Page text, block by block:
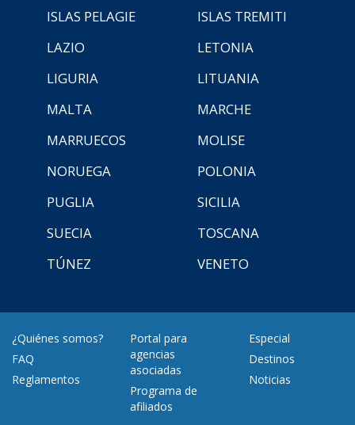
ISLAS PELAGIE
ISLAS TREMITI
LAZIO
LETONIA
LIGURIA
LITUANIA
MALTA
MARCHE
MARRUECOS
MOLISE
NORUEGA
POLONIA
PUGLIA
SICILIA
SUECIA
TOSCANA
TÚNEZ
VENETO
¿Quiénes somos?
FAQ
Reglamentos
Portal para
agencias
asociadas
Programa de
afiliados
Especial
Destinos
Noticias